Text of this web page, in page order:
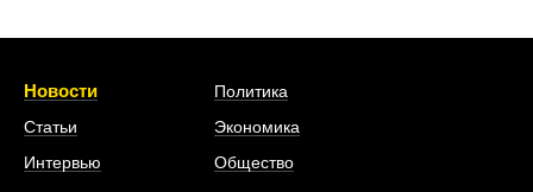
Новости
Статьи
Интервью
Политика
Экономика
Общество